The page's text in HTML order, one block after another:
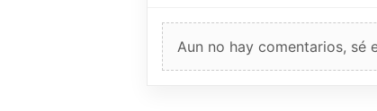
Aun no hay comentarios, sé